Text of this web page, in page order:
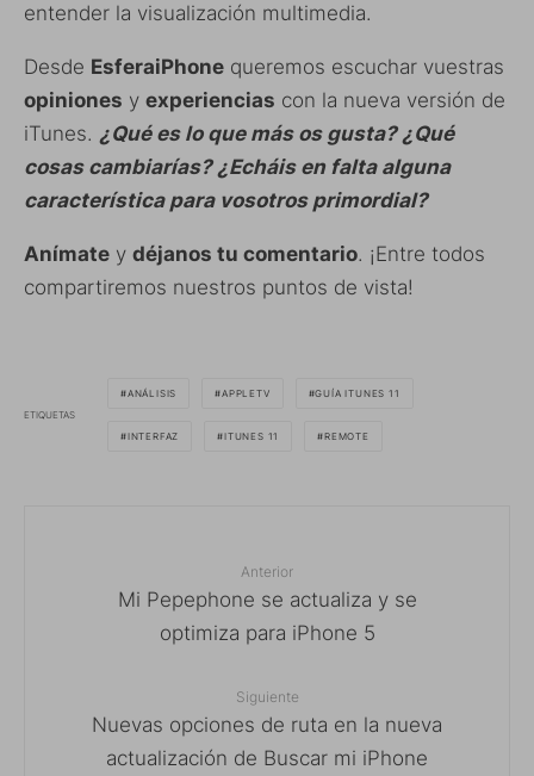
entender la visualización multimedia.
Desde EsferaiPhone queremos escuchar vuestras
opiniones y experiencias con la nueva versión de
iTunes. ¿Qué es lo que más os gusta? ¿Qué
cosas cambiarías? ¿Echáis en falta alguna
característica para vosotros primordial?
Anímate y déjanos tu comentario. ¡Entre todos
compartiremos nuestros puntos de vista!
ETIQUETAS
ANÁLISIS APPLETV GUÍA ITUNES 11
INTERFAZ ITUNES 11 REMOTE
Anterior
Mi Pepephone se actualiza y se
optimiza para iPhone 5
Siguiente
Nuevas opciones de ruta en la nueva
actualización de Buscar mi iPhone